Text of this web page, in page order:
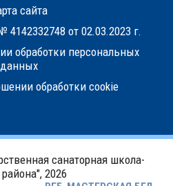
сайта
4142332748 от 02.03.2023 г.
обработки персональных
данных
обработки cookie
санаторная школа-
2026